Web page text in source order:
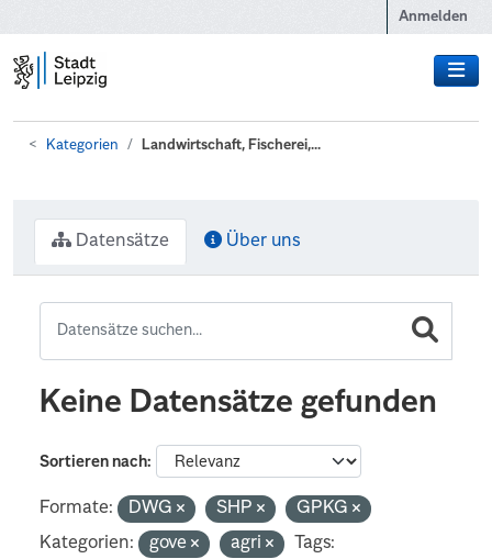
Anmelden
Kategorien Landwirtschaft, Fischerei,...
Datensätze Über uns
Keine Datensätze gefunden
Sortieren nach
Formate: DWG SHP
GPKG
Kategorien:
gove agri
Tags: